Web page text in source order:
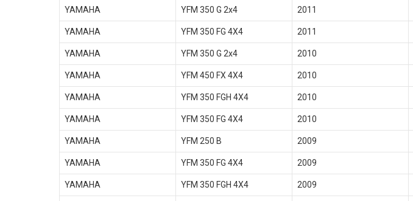
YAMAHA YFM 350 G 2x4 2011
YAMAHA YFM 350 FG 4X4 2011
YAMAHA YFM 350 G 2x4 2010
YAMAHA YFM 450 FX 4X4 2010
YAMAHA YFM 350 FGH 4X4 2010
YAMAHA YFM 350 FG 4X4 2010
YAMAHA YFM 250 B 2009
YAMAHA YFM 350 FG 4X4 2009
YAMAHA YFM 350 FGH 4X4 2009